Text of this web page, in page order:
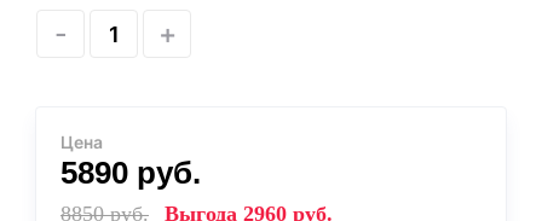
- +
Цена
5890 руб.
8850руб. Выгода 2960 руб.